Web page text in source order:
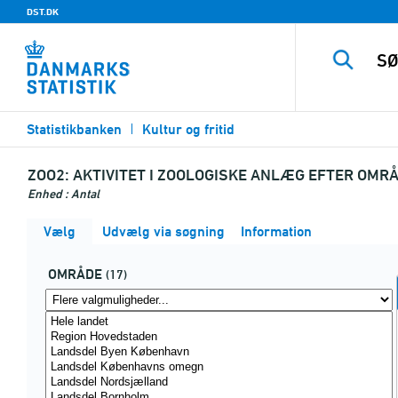
DST.DK
Statistikbanken Kultur og fritid
ZOO2: AKTIVITET I ZOOLOGISKE ANLÆG EFTER
Enhed : Antal
Vælg Udvælg via søgning Information
OMRÅDE (17)